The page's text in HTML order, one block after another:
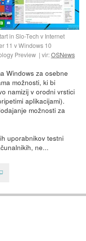
in Slo-Tech v Internet
11 v Windows 10
Preview
vir:OSNews
Windows za osebne
možnosti, ki bi
namizij v orodni vrstici
aplikacijami).
možnosti za
uporabnikov testni
ne...